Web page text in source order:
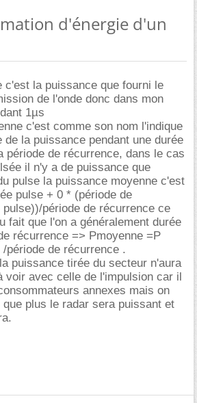
d'énergie d'un
c'est la puissance que fourni le
de l'onde donc dans mon
1µs
c'est comme son nom l'indique
de la puissance pendant une durée
période de récurrence, dans le cas
il n'y a de puissance que
pulse la puissance moyenne c'est
pulse + 0 * (période de
période de récurrence ce
fait que l'on a généralement durée
récurrence => Pmoyenne =P
période de récurrence .
puissance tirée du secteur n'aura
voir avec celle de l'impulsion car il
annexes mais on
plus le radar sera puissant et